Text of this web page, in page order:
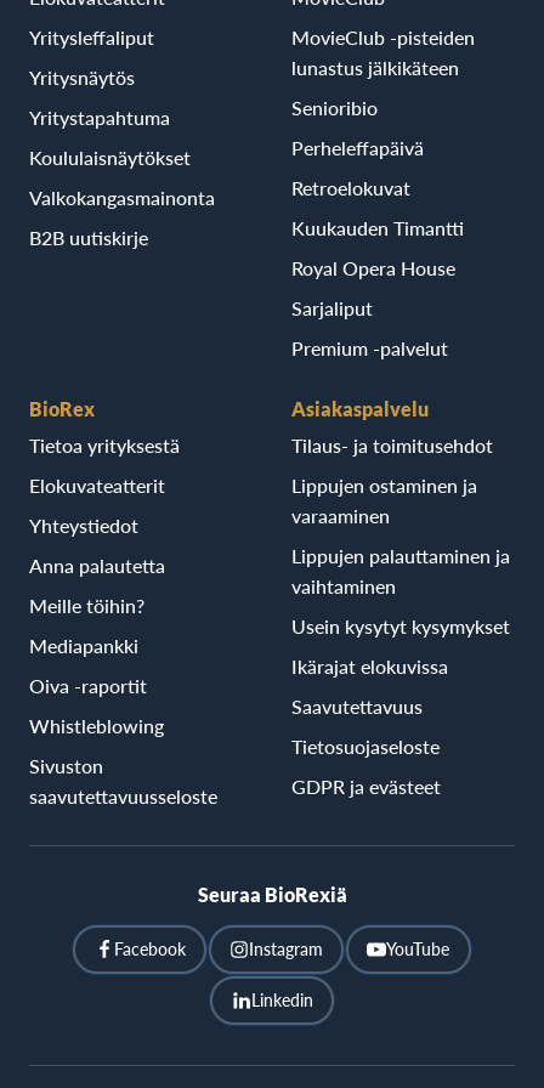
Yritysleffaliput
Yritysnäytös
Yritystapahtuma
Koululaisnäytökset
Valkokangasmainonta
B2B uutiskirje
MovieClub -pisteiden
lunastus jälkikäteen
Senioribio
Perheleffapäivä
Retroelokuvat
Kuukauden Timantti
Royal Opera House
Sarjaliput
Premium -palvelut
BioRex
Tietoa yrityksestä
Elokuvateatterit
Yhteystiedot
Anna palautetta
Meille töihin?
Mediapankki
Oiva -raportit
Whistleblowing
Sivuston
saavutettavuusseloste
Asiakaspalvelu
Tilaus- ja toimitusehdot
Lippujen ostaminen ja
varaaminen
Lippujen palauttaminen ja
vaihtaminen
Usein kysytyt kysymykset
Ikärajat elokuvissa
Saavutettavuus
Tietosuojaseloste
GDPR ja evästeet
Seuraa BioRexiä
Facebook Instagram YouTube
Linkedin